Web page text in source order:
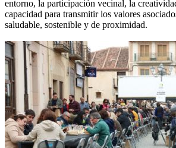
entorno, la participación vecinal, la
capacidad para transmitir los valores
saludable, sostenible y de proximidad.